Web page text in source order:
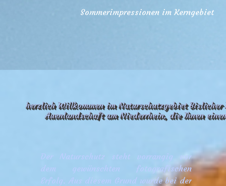
Der Naturschutz steht vorrangig vor
dem gewünschten fotografischen
Erfolg. Aus diesem Grund wurde bei der
herzlich Willkommen im Naturschutzgebiet Bislicher
Auenlandschaft am Niederrhein, die Ihnen